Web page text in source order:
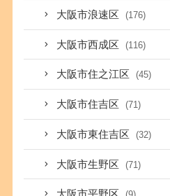
大阪市浪速区 (176)
大阪市西成区 (116)
大阪市住之江区 (45)
大阪市住吉区 (71)
大阪市東住吉区 (32)
大阪市生野区 (71)